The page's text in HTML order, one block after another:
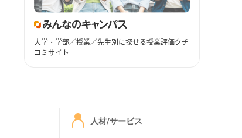
大学・学部／授業／先生別に探せる授業評価クチ
コミサイト
人材/サービス